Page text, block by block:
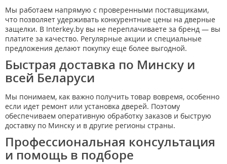
Мы работаем напрямую с проверенными поставщиками,
что позволяет удерживать конкурентные цены на дверные
защелки. В Interkey.by вы не переплачиваете за бренд — вы
платите за качество. Регулярные акции и специальные
предложения делают покупку еще более выгодной.
Быстрая доставка по Минску и
всей Беларуси
Мы понимаем, как важно получить товар вовремя, особенно
если идет ремонт или установка дверей. Поэтому
обеспечиваем оперативную обработку заказов и быструю
доставку по Минску и в другие регионы страны.
Профессиональная консультация
и помощь в подборе